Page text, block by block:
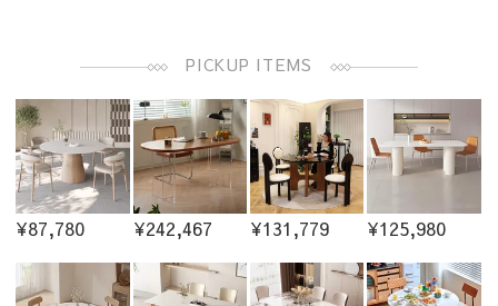
PICKUP ITEMS
¥87,780 ¥242,467 ¥131,779 ¥125,980